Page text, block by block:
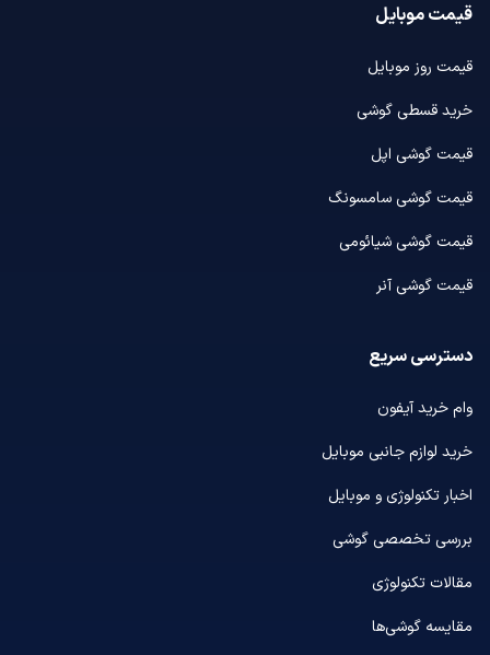
قیمت موبایل
قیمت روز موبایل
خرید قسطی گوشی
قیمت گوشی اپل
قیمت گوشی سامسونگ
قیمت گوشی شیائومی
قیمت گوشی آنر
دسترسی سریع
وام خرید آیفون
خرید لوازم جانبی موبایل
اخبار تکنولوژی و موبایل
بررسی تخصصی گوشی
مقالات تکنولوژی
مقایسه گوشی‌ها